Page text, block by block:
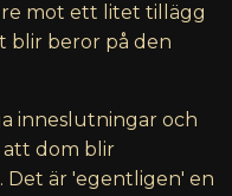
mot ett litet tillägg
blir beror på den
inneslutningar och
att dom blir
Det är 'egentligen' en